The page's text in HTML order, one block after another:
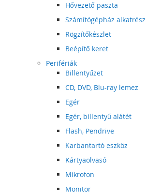
Hővezető paszta
Számítógépház alkatrész
Rögzítőkészlet
Beépítő keret
Perifériák
Billentyűzet
CD, DVD, Blu-ray lemez
Egér
Egér, billentyű alátét
Flash, Pendrive
Karbantartó eszköz
Kártyaolvasó
Mikrofon
Monitor